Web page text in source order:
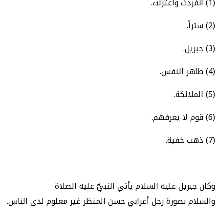
(2) ستراً.
(3) جبريل.
(4) طاهر النفس.
(5) الملائكة.
(6) قوم لا يعرفهم.
(7) ذهب خفية.
وكان جبريل عليه السلام يأتي النبيَّ عليه الصلاة
والسلام بصورة رجل أعرابي حسن المنظر غير معلوم لدى الناس.